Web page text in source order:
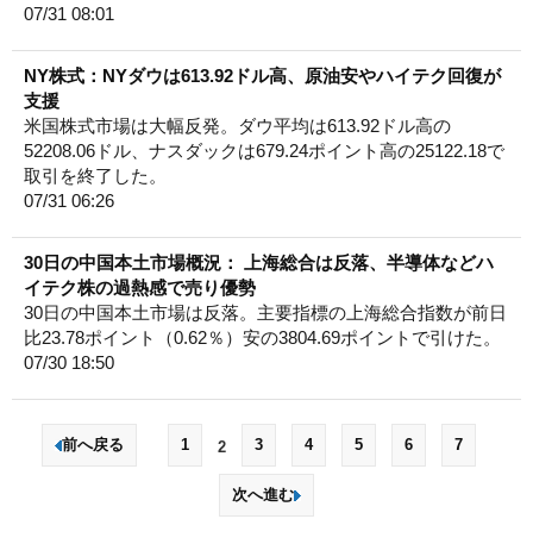
07/31 08:01
NY株式：NYダウは613.92ドル高、原油安やハイテク回復が
支援
米国株式市場は大幅反発。ダウ平均は613.92ドル高の
52208.06ドル、ナスダックは679.24ポイント高の25122.18で
取引を終了した。
07/31 06:26
30日の中国本土市場概況： 上海総合は反落、半導体などハ
イテク株の過熱感で売り優勢
30日の中国本土市場は反落。主要指標の上海総合指数が前日
比23.78ポイント（0.62％）安の3804.69ポイントで引けた。
07/30 18:50
前へ戻る 1 2 3 4 5 6 7
次へ進む